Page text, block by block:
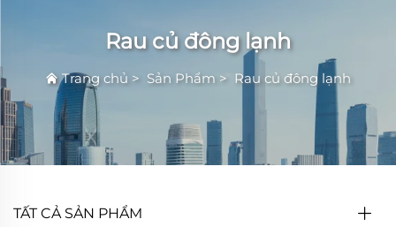
Rau củ đông lạnh
Trang chủ > Sản Phẩm > Rau củ đông lạnh
TẤT CẢ SẢN PHẨM